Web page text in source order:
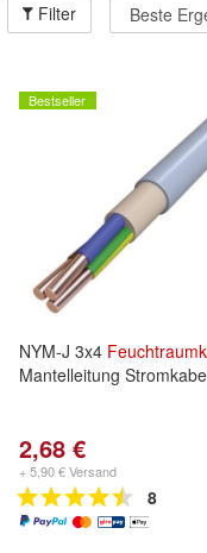
Filter
Bestseller
NYM-J 3x4
Mantelleitung
2,68 €
+ 5,90 € Versand
8